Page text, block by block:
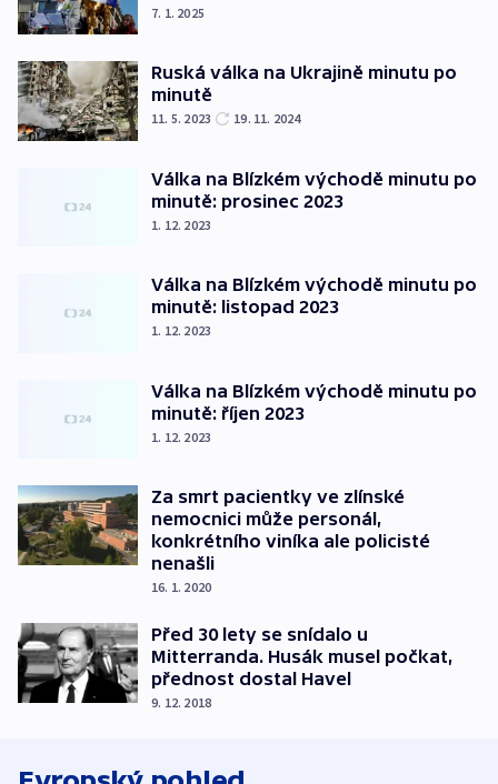
7. 1. 2025
Ruská válka na Ukrajině minutu po
minutě
11. 5. 2023 19. 11. 2024
Válka na Blízkém východě minutu po
minutě: prosinec 2023
1. 12. 2023
Válka na Blízkém východě minutu po
minutě: listopad 2023
1. 12. 2023
Válka na Blízkém východě minutu po
minutě: říjen 2023
1. 12. 2023
Za smrt pacientky ve zlínské
nemocnici může personál,
konkrétního viníka ale policisté
nenašli
16. 1. 2020
Před 30 lety se snídalo u
Mitterranda. Husák musel počkat,
přednost dostal Havel
9. 12. 2018